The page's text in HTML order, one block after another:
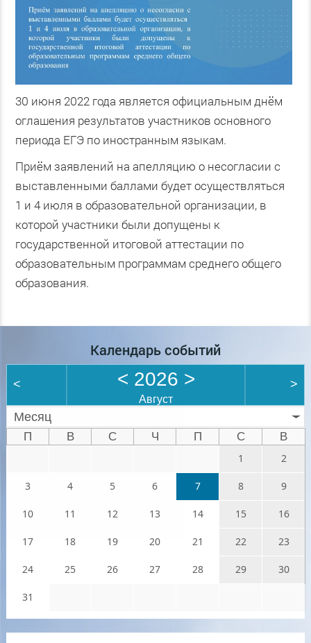
30 июня 2022 года является официальным днём
оглашения результатов участников основного
периода ЕГЭ по иностранным языкам.
Приём заявлений на апелляцию о несогласии с
выставленными баллами будет осуществляться
1 и 4 июля в образовательной организации, в
которой участники были допущены к
государственной итоговой аттестации по
образовательным программам среднего общего
образования.
Календарь событий
< < 2026 >
Август
>
Месяц
П В С Ч П С
В
1
2
3 4 5 6 7 8 9
10 11 12 13 14 15 16
17 18 19 20 21 22 23
24 25 26 27 28 29 30
31